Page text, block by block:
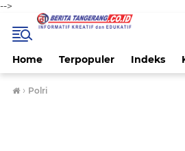
-->
Home Terpopuler Indeks
› Polri